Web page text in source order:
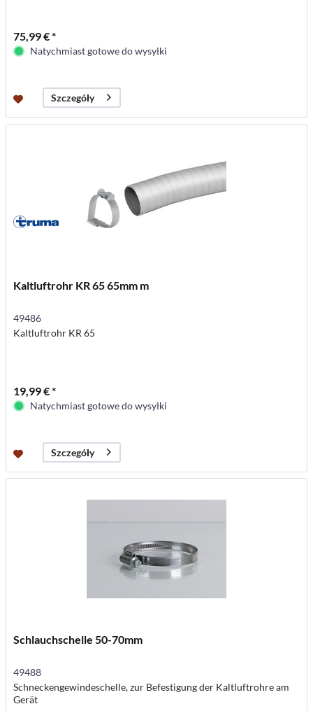
75,99 € *
Natychmiast gotowe do wysyłki
Szczegóły
Kaltluftrohr KR 65 65mm m
49486
Kaltluftrohr KR 65
19,99 € *
Natychmiast gotowe do wysyłki
Szczegóły
Schlauchschelle 50-70mm
49488
Schneckengewindeschelle, zur Befestigung der Kaltluftrohre am
Gerät